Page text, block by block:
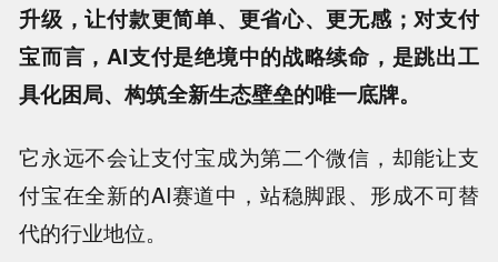
升级，让付款更简单、更省心、更无感；对支付
宝而言，AI支付是绝境中的战略续命，是跳出工
具化困局、构筑全新生态壁垒的唯一底牌。
它永远不会让支付宝成为第二个微信，却能让支
付宝在全新的AI赛道中，站稳脚跟、形成不可替
代的行业地位。